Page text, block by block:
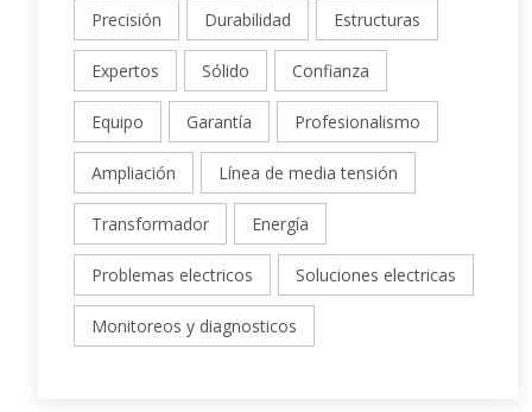
Precisión Durabilidad Estructuras
Expertos Sólido Confianza
Equipo Garantía Profesionalismo
Ampliación Línea de media tensión
Transformador Energía
Problemas electricos Soluciones electricas
Monitoreos y diagnosticos